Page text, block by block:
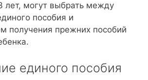
лет, могут выбрать между
пособия и
получения прежних пособий
единого пособия